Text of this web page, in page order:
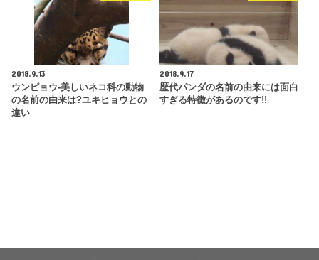
2018.9.13
ウンピョウ-美しいネコ科の動物
の名前の由来は?ユキヒョウとの
違い
2018.9.17
歴代パンダの名前の由来には面白
すぎる特徴があるのです!!